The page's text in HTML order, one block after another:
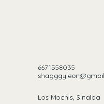
6671558035
Los Mochis, Sinaloa